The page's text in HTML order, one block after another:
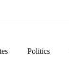
Politics